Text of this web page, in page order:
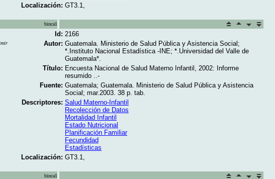
Localización: GT3.1,
binca1
Id: 2166
Autor: Guatemala. Ministerio de Salud Pública y Asistencia Social;
*.Instituto Nacional Estadística -INE; *.Universidad del Valle de
Guatemala*.
Título: Encuesta Nacional de Salud Materno Infantil, 2002: Informe
resumido ..-
Fuente: Guatemala; Guatemala. Ministerio de Salud Pública y Asistencia
Social; mar.2003. 38 p. tab.
Descriptores: Salud Materno-Infantil
Recolección de Datos
Mortalidad Infantil
Estado Nutricional
Planificación Familiar
Fecundidad
Estadísticas
Localización: GT3.1,
binca1